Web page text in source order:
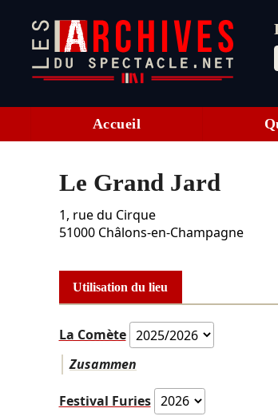
Accueil
Le Grand Jard
1, rue du Cirque
51000 Châlons-en-Champagne
Utilisation du lieu
La Comète
Zusammen
Festival Furies